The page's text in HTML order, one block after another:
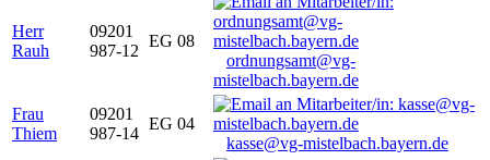
Herr
Rauh
09201
987-12
EG 08
ordnungsamt@vg-
mistelbach.bayern.de
Frau
Thiem
09201
987-14
EG 04
kasse@vg-mistelbach.bayern.de